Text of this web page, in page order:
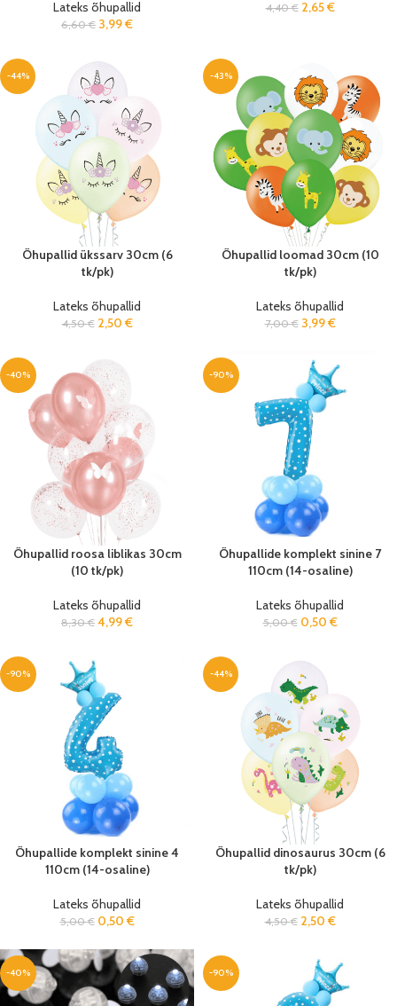
Lateks õhupallid
6,60€ 3,99€
4,40€ 2,65€
-44%
Õhupallid ükssarv 30cm (6
tk/pk)
Lateks õhupallid
4,50€ 2,50 €
-43%
Õhupallid loomad 30cm (10
tk/pk)
Lateks õhupallid
7,00€ 3,99€
-40%
Õhupallid roosa liblikas 30cm
(10 tk/pk)
Lateks õhupallid
8,30€ 4,99€
-90%
Õhupallide komplekt sinine 7
110cm (14-osaline)
Lateks õhupallid
5,00€ 0,50 €
-90%
Õhupallide komplekt sinine 4
110cm (14-osaline)
Lateks õhupallid
5,00€ 0,50 €
-44%
Õhupallid dinosaurus 30cm (6
tk/pk)
Lateks õhupallid
4,50€ 2,50 €
-40% -90%